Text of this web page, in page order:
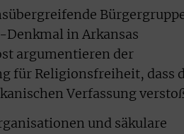
Denkmal in Arkansas
argumentieren der
für Religionsfreiheit, dass
Verfassung
und säkulare